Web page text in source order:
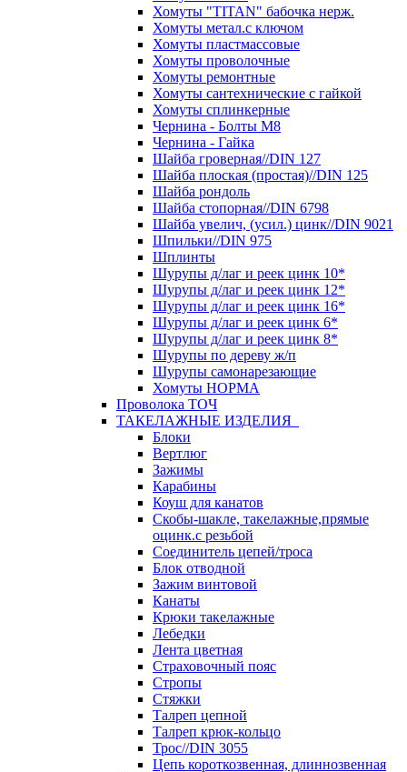
Хомуты "TITAN" бабочка нерж.
Хомуты метал.с ключом
Хомуты пластмассовые
Хомуты проволочные
Хомуты ремонтные
Хомуты сантехнические с гайкой
Хомуты сплинкерные
Чернина - Болты М8
Чернина - Гайка
Шайба гроверная//DIN 127
Шайба плоская (простая)//DIN 125
Шайба рондоль
Шайба стопорная//DIN 6798
Шайба увелич, (усил.) цинк//DIN 9021
Шпильки//DIN 975
Шплинты
Шурупы д/лаг и реек цинк 10*
Шурупы д/лаг и реек цинк 12*
Шурупы д/лаг и реек цинк 16*
Шурупы д/лаг и реек цинк 6*
Шурупы д/лаг и реек цинк 8*
Шурупы по дереву ж/п
Шурупы самонарезающие
Хомуты НОРМА
Проволока ТОЧ
ТАКЕЛАЖНЫЕ ИЗДЕЛИЯ
Блоки
Вертлюг
Зажимы
Карабины
Коуш для канатов
Скобы-шакле, такелажные,прямые
оцинк.с резьбой
Соединитель цепей/троса
Блок отводной
Зажим винтовой
Канаты
Крюки такелажные
Лебедки
Лента цветная
Страховочный пояс
Стропы
Стяжки
Талреп цепной
Талреп крюк-кольцо
Трос//DIN 3055
Цепь короткозвенная, длиннозвенная